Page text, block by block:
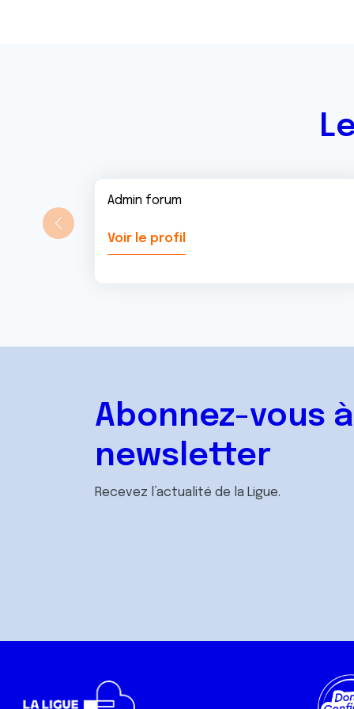
Admin forum
Voir le profil
Abonnez-vous
newsletter
Recevez l’actualité de la Ligue.